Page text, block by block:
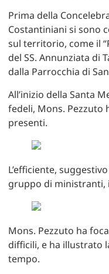
Prima della
Costantiniani si sono
sul territorio, come il
del SS. Annunziata di
dalla Parrocchia di
All’inizio della Santa
fedeli, Mons. Pezzuto
presenti.
L’efficiente,
gruppo di ministranti,
Mons. Pezzuto ha
difficili, e ha illustrato
tempo.